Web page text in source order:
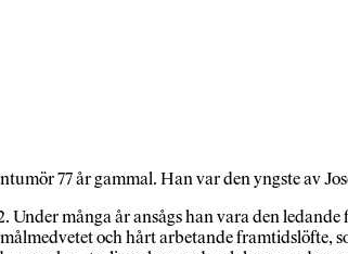
77 år gammal. Han var den yngste av
Under många år ansågs han vara den
och hårt arbetande